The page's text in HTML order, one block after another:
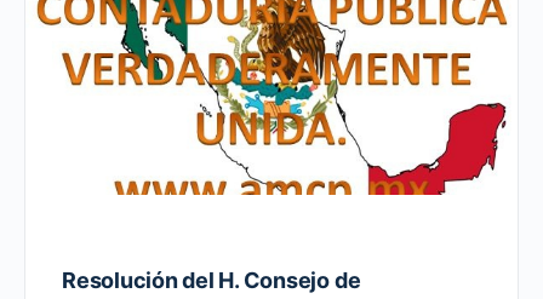
Resolución del H. Consejo de